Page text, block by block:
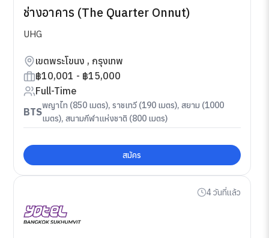
ช่างอาคาร (The Quarter Onnut)
UHG
เขตพระโขนง , กรุงเทพ
฿10,001 - ฿15,000
Full-Time
BTS
พญาไท (850 เมตร), ราชเทวี (190 เมตร), สยาม (1000
เมตร), สนามกีฬาแห่งชาติ (800 เมตร)
สมัคร
4 วันที่แล้ว